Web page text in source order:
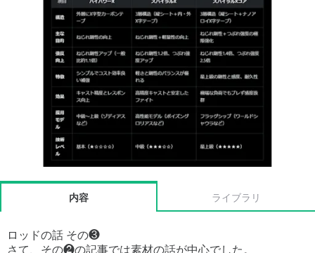
内容 ライブラリ
ロッドの話 その❸
さて、その❷の記事では素材の話が中心でした。